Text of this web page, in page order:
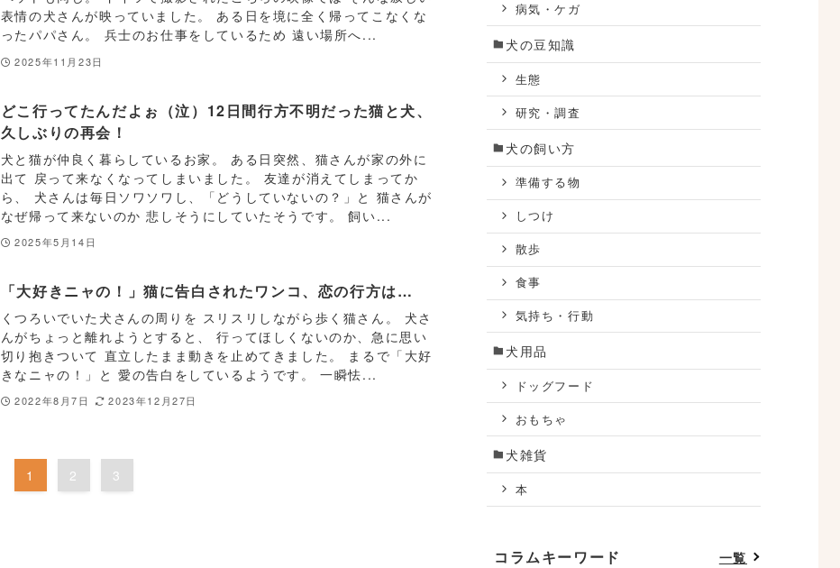
表情の犬さんが映っていました。 ある日を境に全く帰ってこなくな
ったパパさん。 兵士のお仕事をしているため 遠い場所へ...
2025年11月23日
どこ行ってたんだよぉ（泣）12日間行方不明だった猫と犬、
久しぶりの再会！
犬と猫が仲良く暮らしているお家。 ある日突然、猫さんが家の外に
出て 戻って来なくなってしまいました。 友達が消えてしまってか
ら、 犬さんは毎日ソワソワし、「どうしていないの？」と 猫さんが
なぜ帰って来ないのか 悲しそうにしていたそうです。 飼い...
2025年5月14日
「大好きニャの！」猫に告白されたワンコ、恋の行方は…
くつろいでいた犬さんの周りを スリスリしながら歩く猫さん。 犬さ
んがちょっと離れようとすると、 行ってほしくないのか、急に思い
切り抱きついて 直立したまま動きを止めてきました。 まるで「大好
きなニャの！」と 愛の告白をしているようです。 一瞬怯...
2022年8月7日 2023年12月27日
1 2 3
病気・ケガ
犬の豆知識
生態
研究・調査
犬の飼い方
準備する物
しつけ
散歩
食事
気持ち・行動
犬用品
ドッグフード
おもちゃ
犬雑貨
本
コラムキーワード 一覧